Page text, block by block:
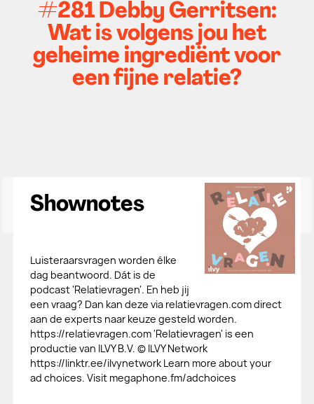
#281 Debby Gerritsen:
Wat is volgens jou het
geheime ingrediënt voor
een fijne relatie?
Shownotes
Luisteraarsvragen worden élke
dag beantwoord. Dát is de
podcast 'Relatievragen'. En heb jij
een vraag? Dan kan deze via relatievragen.com direct
aan de experts naar keuze gesteld worden.
https://relatievragen.com 'Relatievragen' is een
productie van ILVY B.V. © ILVY Network
https://linktr.ee/ilvynetwork Learn more about your
ad choices. Visit megaphone.fm/adchoices